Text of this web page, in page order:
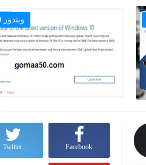
ويندوز 10
Facebook
Twitter